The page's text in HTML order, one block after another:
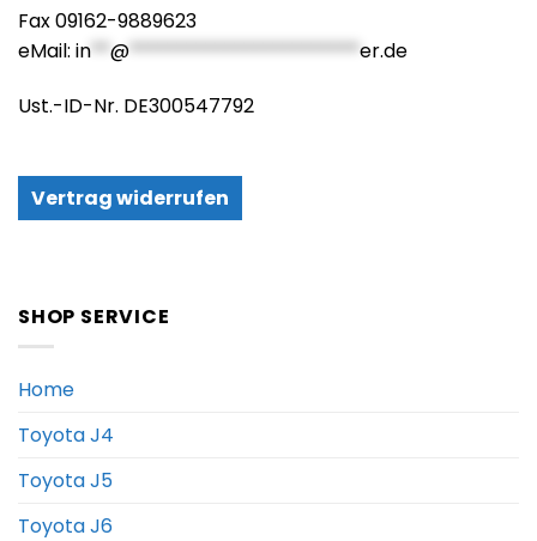
Fax 09162-9889623
eMail: in**@************************er.de
Ust.-ID-Nr. DE300547792
Vertrag widerrufen
SHOP SERVICE
Home
Toyota J4
Toyota J5
Toyota J6